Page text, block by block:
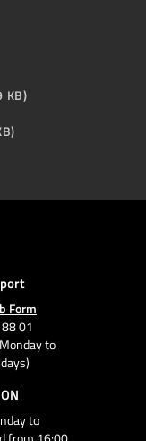
KB)
Form
01
to
to